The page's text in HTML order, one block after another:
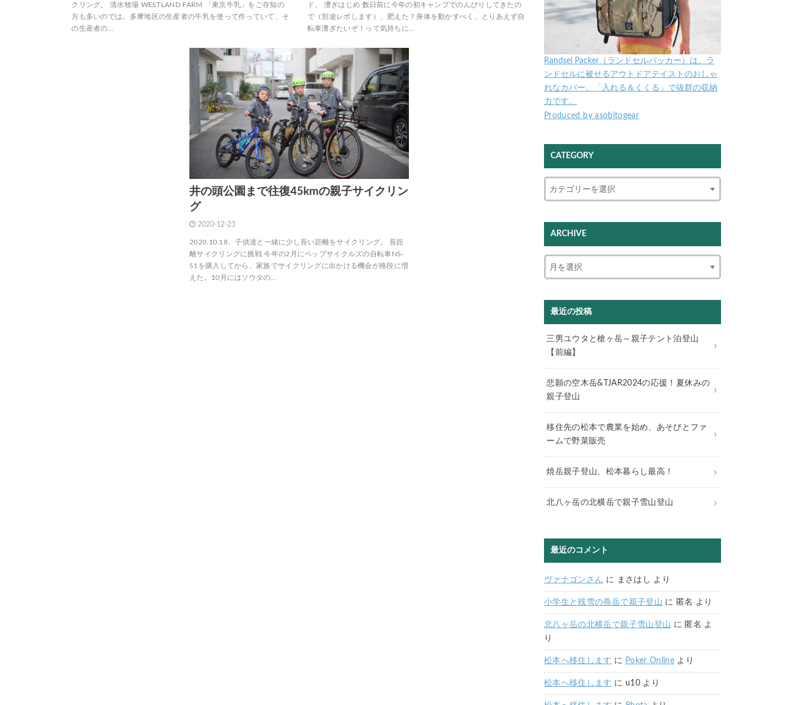
クリング。 清水牧場 WESTLAND FARM 「東京牛乳」をご存知の
方も多いのでは。多摩地区の生産者の牛乳を使って作っていて、そ
の生産者の…
ド。 漕ぎはじめ 数日前に今年の初キャンプでのんびりしてきたの
で（別途レポします）、肥えた？身体を動かすべく、とりあえず自
転車漕ぎたいぞ！って気持ちに…
井の頭公園まで往復45kmの親子サイクリン
グ
2020-12-23
2020.10.18、子供達と一緒に少し長い距離をサイクリング。 長距
離サイクリングに挑戦 今年の2月にペップサイクルズの自転車NS-
S1を購入してから、家族でサイクリングに出かける機会が格段に増
えた。10月にはソウタの…
Randsel Packer（ランドセルパッカー）は、ラ
ンドセルに被せるアウトドアテイストのおしゃ
れなカバー。「入れる＆くくる」で抜群の収納
力です。
Produced by asobitogear
CATEGORY
ARCHIVE
最近の投稿
三男ユウタと槍ヶ岳～親子テント泊登山
【前編】
悲願の空木岳&TJAR2024の応援！夏休みの
親子登山
移住先の松本で農業を始め、あそびとファ
ームで野菜販売
焼岳親子登山、松本暮らし最高！
北八ヶ岳の北横岳で親子雪山登山
最近のコメント
ヴァナゴンさん に まさはし より
小学生と残雪の燕岳で親子登山 に 匿名 より
北八ヶ岳の北横岳で親子雪山登山 に 匿名 よ
り
松本へ移住します に Poker Online より
松本へ移住します に u10より